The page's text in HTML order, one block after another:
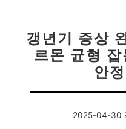
갱년기 증상
르몬 균형
안
2025-04-30